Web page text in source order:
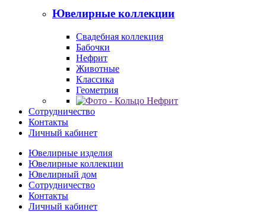
Ювелирные коллекции
Свадебная коллекция
Бабочки
Нефрит
Животные
Классика
Геометрия
Сотрудничество
Контакты
Личный кабинет
Ювелирные изделия
Ювелирные коллекции
Ювелирный дом
Сотрудничество
Контакты
Личный кабинет